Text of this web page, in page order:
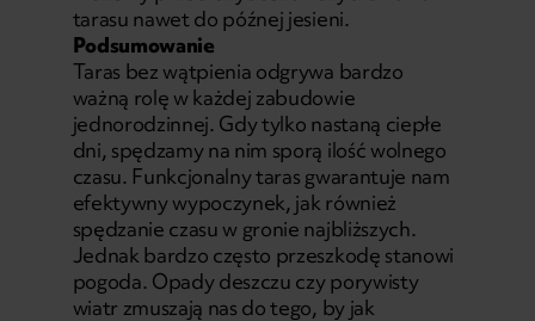
tarasu nawet do późnej jesieni.
Podsumowanie
Taras bez wątpienia odgrywa bardzo
ważną rolę w każdej zabudowie
jednorodzinnej. Gdy tylko nastaną ciepłe
dni, spędzamy na nim sporą ilość wolnego
czasu. Funkcjonalny taras gwarantuje nam
efektywny wypoczynek, jak również
spędzanie czasu w gronie najbliższych.
Jednak bardzo często przeszkodę stanowi
pogoda. Opady deszczu czy porywisty
wiatr zmuszają nas do tego, by jak